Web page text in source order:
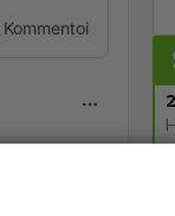
Kommentoi